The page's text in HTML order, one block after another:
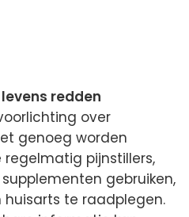
redden
over
genoeg worden
regelmatig pijnstillers,
gebruiken,
te raadplegen.